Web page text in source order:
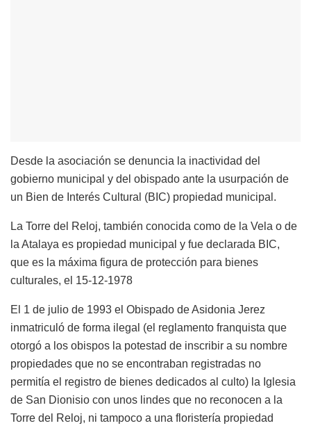
Desde la asociación se denuncia la inactividad del
gobierno municipal y del obispado ante la usurpación de
un Bien de Interés Cultural (BIC) propiedad municipal.
La Torre del Reloj, también conocida como de la Vela o de
la Atalaya es propiedad municipal y fue declarada BIC,
que es la máxima figura de protección para bienes
culturales, el 15-12-1978
El 1 de julio de 1993 el Obispado de Asidonia Jerez
inmatriculó de forma ilegal (el reglamento franquista que
otorgó a los obispos la potestad de inscribir a su nombre
propiedades que no se encontraban registradas no
permitía el registro de bienes dedicados al culto) la Iglesia
de San Dionisio con unos lindes que no reconocen a la
Torre del Reloj, ni tampoco a una floristería propiedad